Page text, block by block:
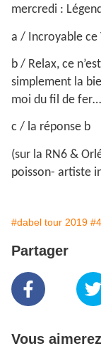
mercredi :
a / Incroyable ce
b / Relax, ce
simplement la
moi du fil de fer…
c / la réponse b
(sur la RN6 &
poisson- artiste
#dabel tour 2019
Partager
Vous